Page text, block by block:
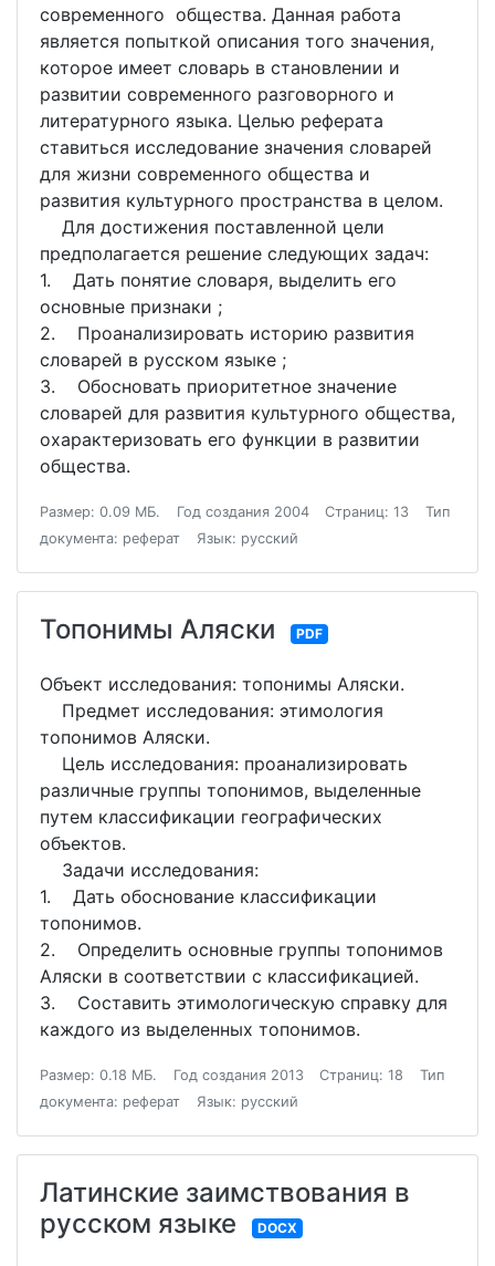
современного общества. Данная работа
является попыткой описания того значения,
которое имеет словарь в становлении и
развитии современного разговорного и
литературного языка. Целью реферата
ставиться исследование значения словарей
для жизни современного общества и
развития культурного пространства в целом.
Для достижения поставленной цели
предполагается решение следующих задач:
1. Дать понятие словаря, выделить его
основные признаки ;
2. Проанализировать историю развития
словарей в русском языке ;
3. Обосновать приоритетное значение
словарей для развития культурного общества,
охарактеризовать его функции в развитии
общества.
Размер: 0.09 МБ. Год создания 2004 Страниц: 13
Тип
документа: реферат
Язык: русский
Топонимы Аляски PDF
Объект исследования: топонимы Аляски.
Предмет исследования: этимология
топонимов Аляски.
Цель исследования: проанализировать
различные группы топонимов, выделенные
путем классификации географических
объектов.
Задачи исследования:
1. Дать обоснование классификации
топонимов.
2. Определить основные группы топонимов
Аляски в соответствии с классификацией.
3. Составить этимологическую справку для
каждого из выделенных топонимов.
Размер: 0.18 МБ. Год создания 2013 Страниц: 18
Тип
документа: реферат
Язык: русский
Латинские заимствования в
русском языке
DOCX